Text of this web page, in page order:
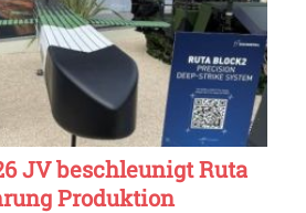
JV beschleunigt Ruta
Produktion